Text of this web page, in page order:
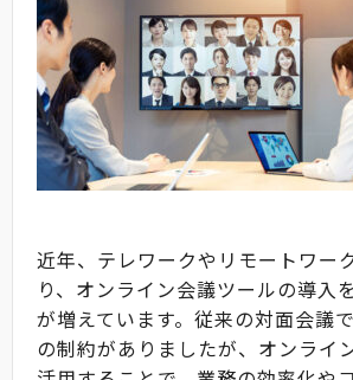
近年、テレワークやリモートワー
り、オンライン会議ツールの導入
が増えています。従来の対面会議
の制約がありましたが、オンライ